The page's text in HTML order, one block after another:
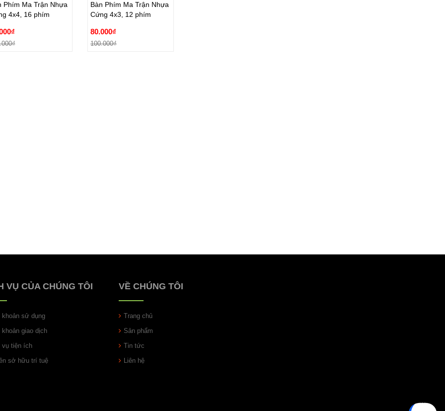
Phím Ma Trận Nhựa
4x4, 16 phím
Đặt hàng
Bàn Phím Ma Trận Nhựa
Cứng 4x3, 12 phím
80.000₫
100.000₫
80.000₫
100.000₫
VỤ CỦA CHÚNG TÔI
khoản sử dụng
giao dịch
vụ tiện ích
sở hữu trí tuệ
VỀ CHÚNG TÔI
Trang chủ
Sản phẩm
Tin tức
Liên hệ